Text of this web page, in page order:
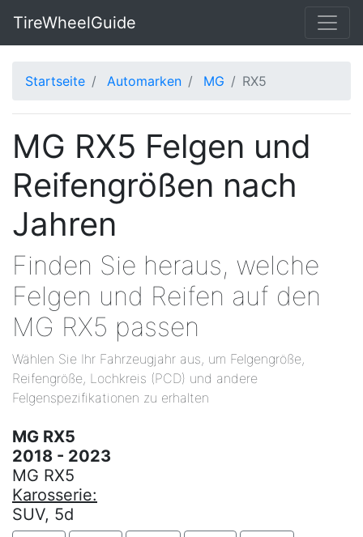
TireWheelGuide
Startseite Automarken MG RX5
MG RX5 Felgen und
Reifengrößen nach
Jahren
Finden Sie heraus, welche
Felgen und Reifen auf den
MG RX5 passen
Wählen Sie Ihr Fahrzeugjahr aus, um Felgengröße,
Reifengröße, Lochkreis (PCD) und andere
Felgenspezifikationen zu erhalten
MG RX5
2018 - 2023
MG RX5
Karosserie:
SUV, 5d